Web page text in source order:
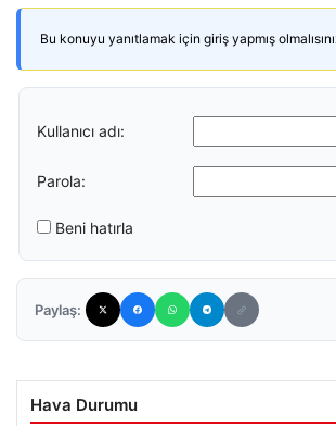
Bu konuyu yanıtlamak için giriş yapmış
Kullanıcı adı:
Parola:
Beni hatırla
Paylaş:
Hava Durumu